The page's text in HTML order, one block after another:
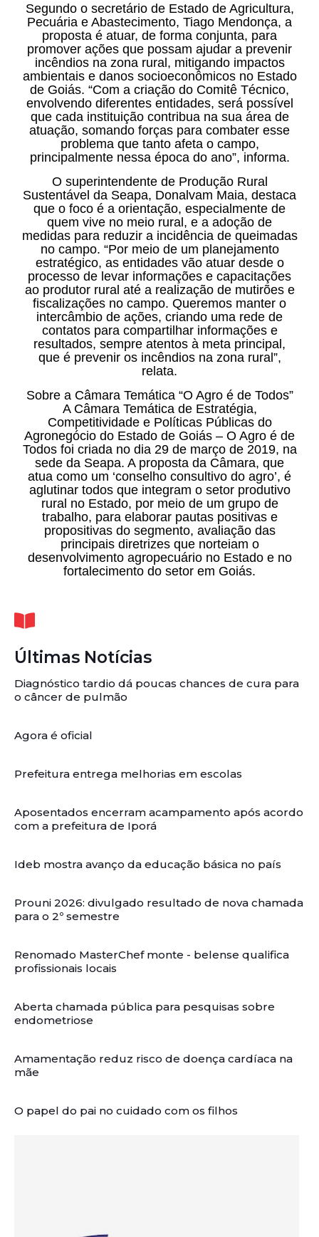
Segundo o secretário de Estado de Agricultura,
Pecuária e Abastecimento, Tiago Mendonça, a
proposta é atuar, de forma conjunta, para
promover ações que possam ajudar a prevenir
incêndios na zona rural, mitigando impactos
ambientais e danos socioeconômicos no Estado
de Goiás. “Com a criação do Comitê Técnico,
envolvendo diferentes entidades, será possível
que cada instituição contribua na sua área de
atuação, somando forças para combater esse
problema que tanto afeta o campo,
principalmente nessa época do ano”, informa.
O superintendente de Produção Rural
Sustentável da Seapa, Donalvam Maia, destaca
que o foco é a orientação, especialmente de
quem vive no meio rural, e a adoção de
medidas para reduzir a incidência de queimadas
no campo. “Por meio de um planejamento
estratégico, as entidades vão atuar desde o
processo de levar informações e capacitações
ao produtor rural até a realização de mutirões e
fiscalizações no campo. Queremos manter o
intercâmbio de ações, criando uma rede de
contatos para compartilhar informações e
resultados, sempre atentos à meta principal,
que é prevenir os incêndios na zona rural”,
relata.
Sobre a Câmara Temática “O Agro é de Todos”
A Câmara Temática de Estratégia,
Competitividade e Políticas Públicas do
Agronegócio do Estado de Goiás – O Agro é de
Todos foi criada no dia 29 de março de 2019, na
sede da Seapa. A proposta da Câmara, que
atua como um ‘conselho consultivo do agro’, é
aglutinar todos que integram o setor produtivo
rural no Estado, por meio de um grupo de
trabalho, para elaborar pautas positivas e
propositivas do segmento, avaliação das
principais diretrizes que norteiam o
desenvolvimento agropecuário no Estado e no
fortalecimento do setor em Goiás.
Últimas Notícias
Diagnóstico tardio dá poucas chances de cura para
o câncer de pulmão
Agora é oficial
Prefeitura entrega melhorias em escolas
Aposentados encerram acampamento após acordo
com a prefeitura de Iporá
Ideb mostra avanço da educação básica no país
Prouni 2026: divulgado resultado de nova chamada
para o 2º semestre
Renomado MasterChef monte - belense qualifica
profissionais locais
Aberta chamada pública para pesquisas sobre
endometriose
Amamentação reduz risco de doença cardíaca na
mãe
O papel do pai no cuidado com os filhos